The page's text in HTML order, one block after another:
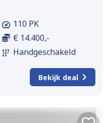
110 PK
€ 14.400,-
Handgeschakeld
Bekijk deal